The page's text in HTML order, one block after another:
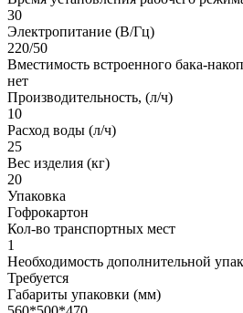
30
Электропитание (В/Гц)
220/50
Вместимость встроенного бака-
нет
Производительность, (л/ч)
10
Расход воды (л/ч)
25
Вес изделия (кг)
20
Упаковка
Гофрокартон
Кол-во транспортных мест
1
Необходимость дополнительной
Требуется
Габариты упаковки (мм)